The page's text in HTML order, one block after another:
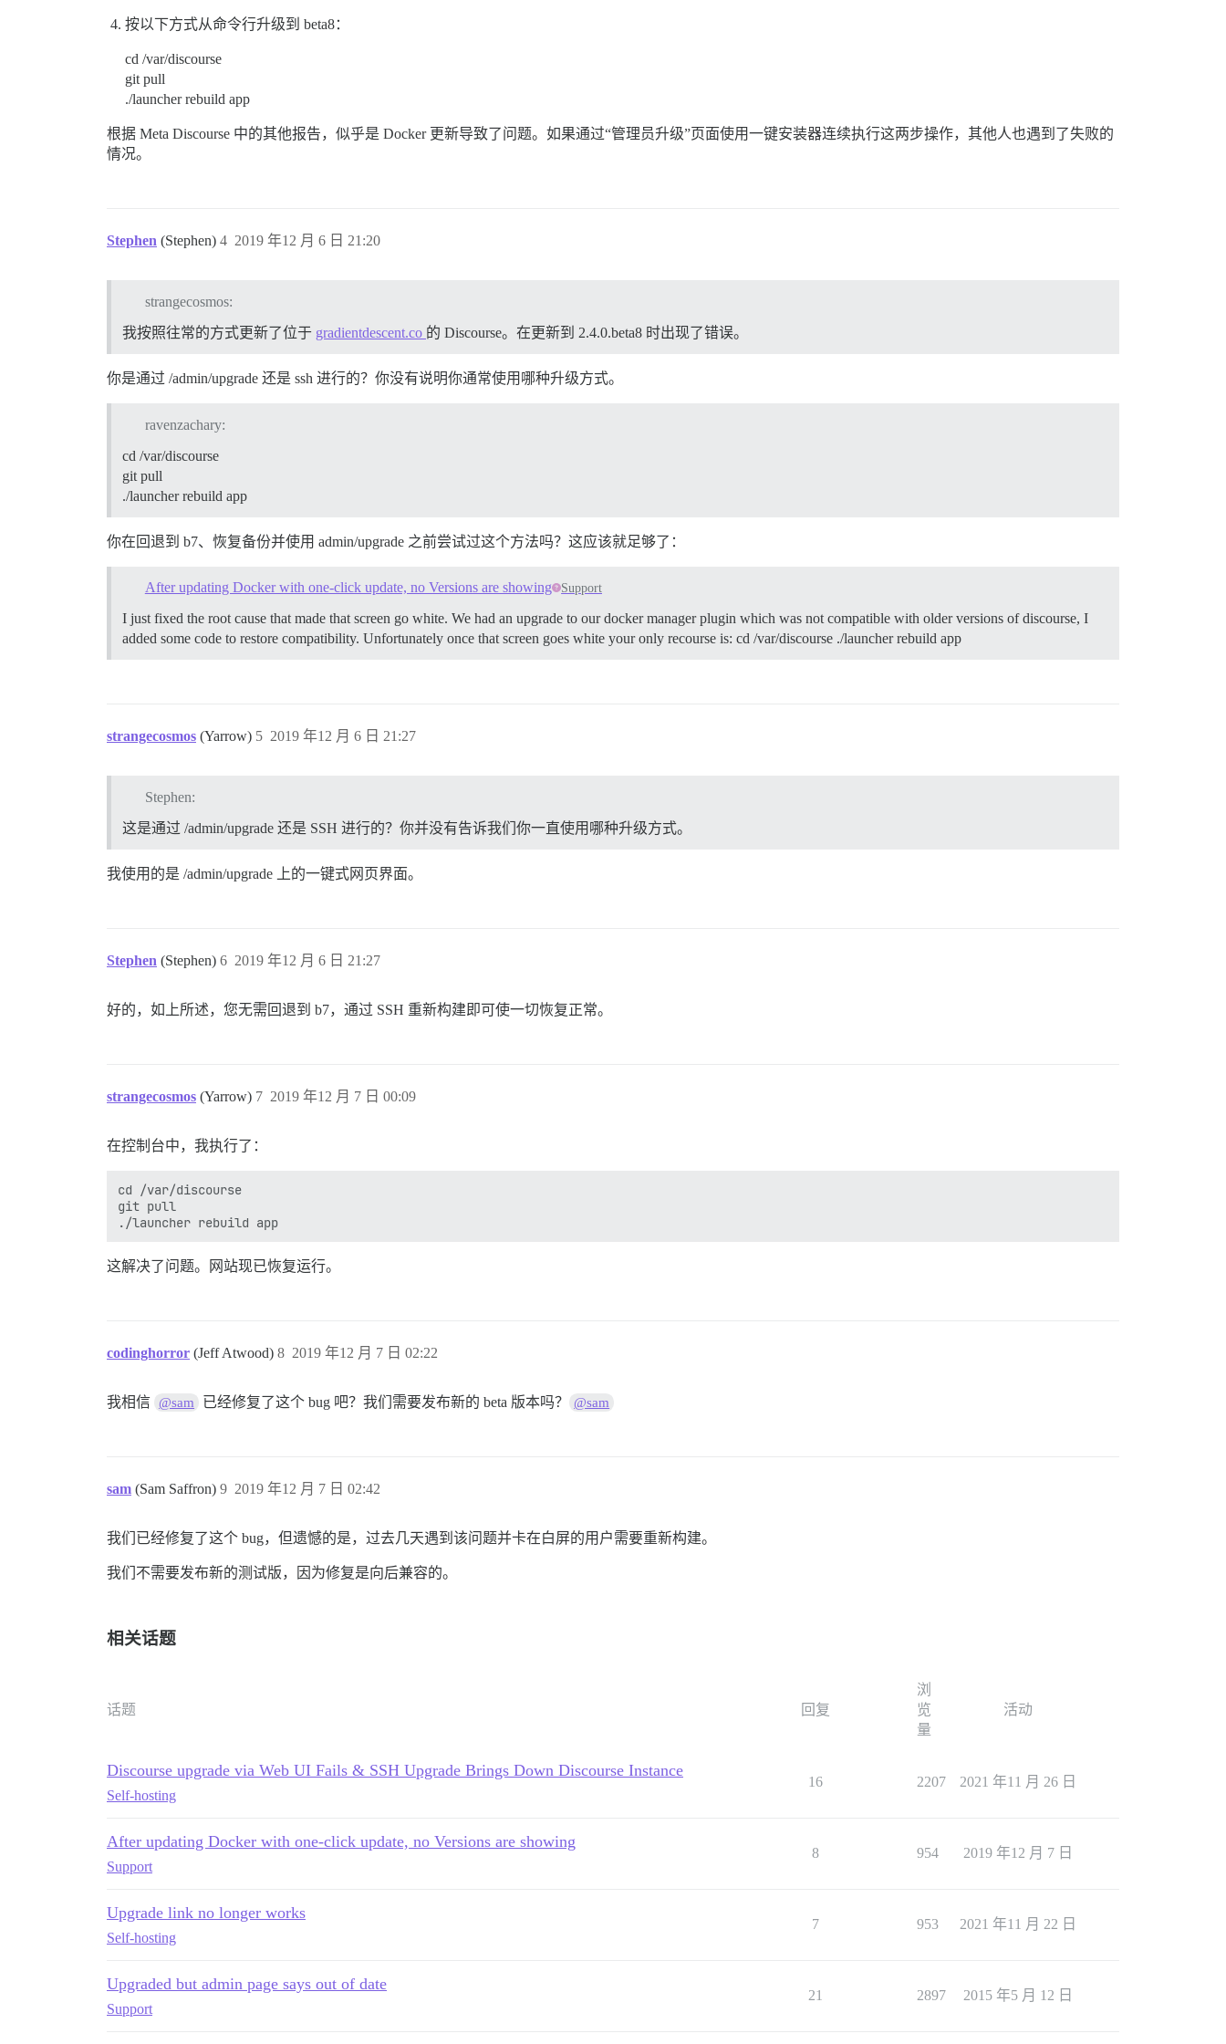
按以下方式从命令行升级到 beta8：
cd /var/discourse
git pull
./launcher rebuild app
根据 Meta Discourse 中的其他报告，似乎是 Docker 更新导致了问题。如果通过“管理员升级”页面使用一键安装器连续执行这两步操作，其他人也遇到了失败的
情况。
Stephen (Stephen) 2019 年12 月 6 日 21:20
4
strangecosmos:
我按照往常的方式更新了位于 gradientdescent.co 的 Discourse。在更新到 2.4.0.beta8 时出现了错误。
你是通过 /admin/upgrade 还是 ssh 进行的？你没有说明你通常使用哪种升级方式。
ravenzachary:
cd /var/discourse
git pull
./launcher rebuild app
你在回退到 b7、恢复备份并使用 admin/upgrade 之前尝试过这个方法吗？这应该就足够了：
After updating Docker with one-click update, no Versions are showing Support
I just fixed the root cause that made that screen go white. We had an upgrade to our docker manager plugin which was not compatible with older versions of discourse, I
added some code to restore compatibility. Unfortunately once that screen goes white your only recourse is: cd /var/discourse ./launcher rebuild app
strangecosmos (Yarrow) 2019 年12 月 6 日 21:27
5
Stephen:
这是通过 /admin/upgrade 还是 SSH 进行的？你并没有告诉我们你一直使用哪种升级方式。
我使用的是 /admin/upgrade 上的一键式网页界面。
Stephen (Stephen) 2019 年12 月 6 日 21:27
6
好的，如上所述，您无需回退到 b7，通过 SSH 重新构建即可使一切恢复正常。
strangecosmos (Yarrow) 2019 年12 月 7 日 00:09
7
在控制台中，我执行了：
cd /var/discourse
git pull
这解决了问题。网站现已恢复运行。
codinghorror (Jeff Atwood) 2019 年12 月 7 日 02:22
8
我相信 @sam 已经修复了这个 bug 吧？我们需要发布新的 beta 版本吗？ @sam
sam (Sam Saffron) 2019 年12 月 7 日 02:42
9
我们已经修复了这个 bug，但遗憾的是，过去几天遇到该问题并卡在白屏的用户需要重新构建。
我们不需要发布新的测试版，因为修复是向后兼容的。
相关话题
话题 回复
浏
览
量
活动
Discourse upgrade via Web UI Fails & SSH Upgrade Brings Down Discourse Instance
Self-hosting
16 2207 2021 年11 月 26 日
After updating Docker with one-click update, no Versions are showing
Support
8 954 2019 年12 月 7 日
Upgrade link no longer works
Self-hosting
7 953 2021 年11 月 22 日
Upgraded but admin page says out of date
Support
21 2897 2015 年5 月 12 日